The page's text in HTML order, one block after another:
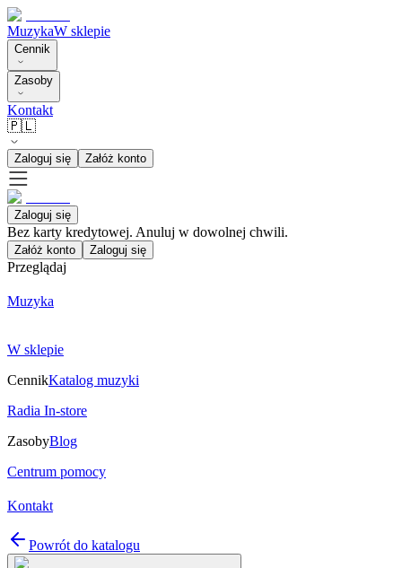
MuzykaW sklepie
Cennik
Zasoby
Kontakt
🇵🇱
Zaloguj się Załóż konto
Zaloguj się
Bez karty kredytowej. Anuluj w dowolnej chwili.
Załóż konto Zaloguj się
Przeglądaj
Muzyka
W sklepie
CennikKatalog muzyki
Radia In-store
ZasobyBlog
Centrum pomocy
Kontakt
Powrót do katalogu